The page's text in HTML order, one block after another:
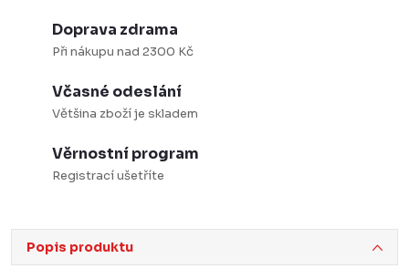
Doprava zdrama
Při nákupu nad 2300 Kč
Včasné odeslání
Většina zboží je skladem
Věrnostní program
Registrací ušetříte
Popis produktu